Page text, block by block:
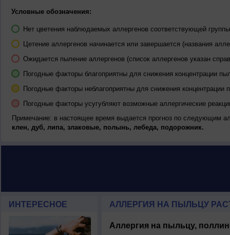
Условные обозначения:
Нет цветения наблюдаемых аллергенов соответствующей
Цетение аллергенов начинается или завершается (названия
Ожидается пыление аллергенов (список аллергенов указан
Погодные факторы благоприятны для снижения концентрации
Погодные факторы неблагоприятны для снижения концентрации
Погодные факторы усугубляют возможные аллергические
Примечание: в настоящее время выдается прогноз по следующим
клен, дуб, липа, злаковые, полынь, лебеда, подорожник.
ИНТЕРЕСНОЕ АЛЛЕРГИЯ НА ПЫЛЬЦУ
Аллергия на пыльцу,